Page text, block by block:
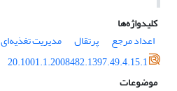
کلیدواژه‌ها
اعداد مرجع
پرتقال
مدیریت تغذیه‌ای
20.1001.1.2008482.1397.49.4.15.1
موضوعات